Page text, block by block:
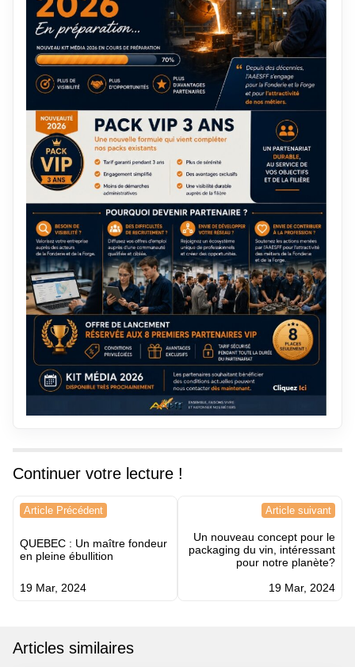
Continuer votre lecture !
Navigation
l’article
Article Précédent
QUEBEC : Un maître fondeur
en pleine ébullition
19 Mar, 2024
Article suivant
Un nouveau concept pour le
packaging du vin, intéressant
pour notre planète?
19 Mar, 2024
Articles similaires